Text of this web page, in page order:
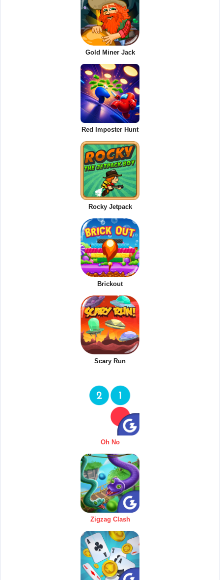
Gold Miner Jack
Red Imposter Hunt
Rocky Jetpack
Brickout
Scary Run
Oh No
Zigzag Clash